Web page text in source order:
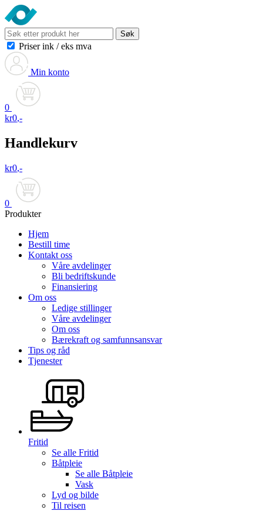
Søk
Priser ink / eks mva
Min konto
0
kr0,-
Handlekurv
kr0,-
0
Produkter
Hjem
Bestill time
Kontakt oss
Våre avdelinger
Bli bedriftskunde
Finansiering
Om oss
Ledige stillinger
Våre avdelinger
Om oss
Bærekraft og samfunnsansvar
Tips og råd
Tjenester
Fritid
Se alle Fritid
Båtpleie
Se alle Båtpleie
Vask
Lyd og bilde
Til reisen